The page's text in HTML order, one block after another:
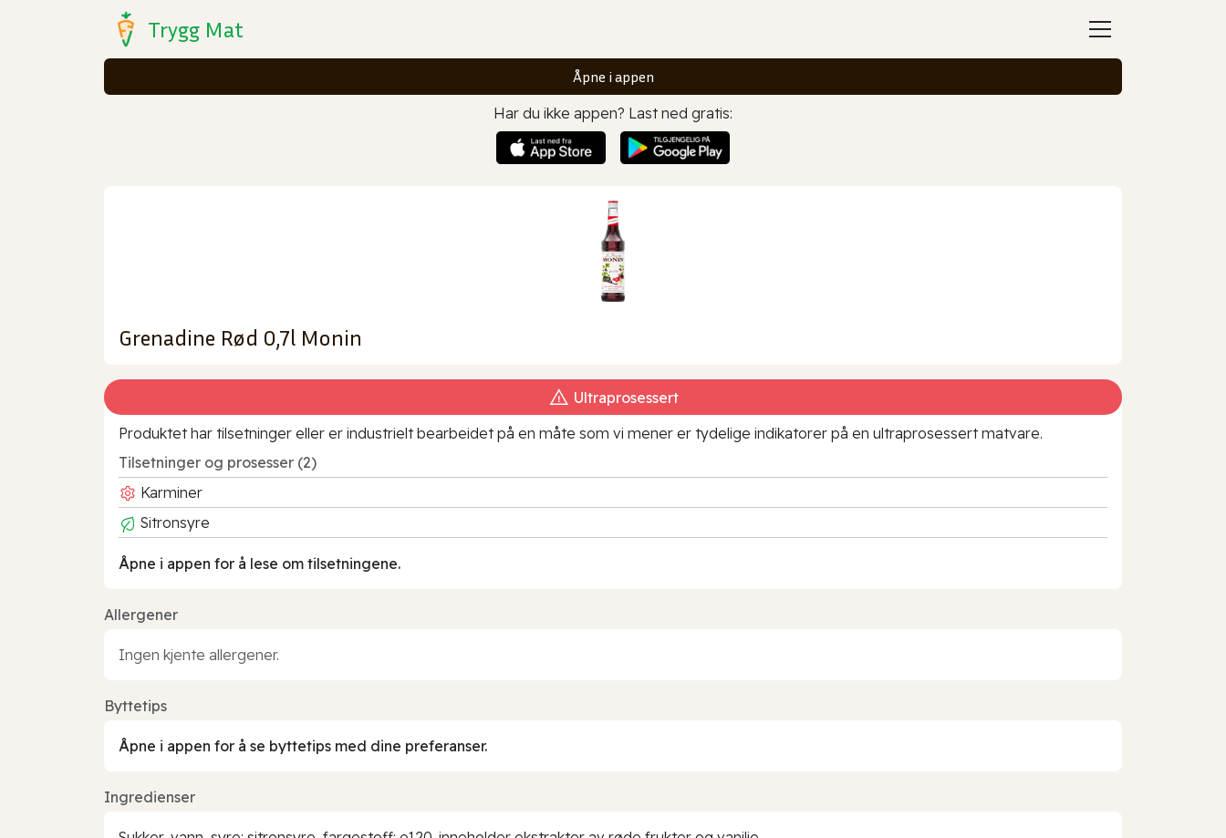
Trygg Mat
Åpne i appen
Har du ikke appen? Last ned gratis:
Grenadine Rød 0,7l Monin
Ultraprosessert
Produktet har tilsetninger eller er industrielt bearbeidet på en måte som vi mener er tydelige indikatorer på en ultraprosessert matvare.
Tilsetninger og prosesser (2)
Karminer
Sitronsyre
Åpne i appen for å lese om tilsetningene.
Allergener
Ingen kjente allergener.
Byttetips
Åpne i appen for å se byttetips med dine preferanser.
Ingredienser